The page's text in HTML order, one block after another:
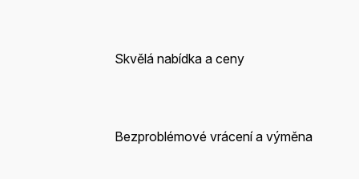
Skvělá nabídka a ceny
Bezproblémové vrácení a výměna